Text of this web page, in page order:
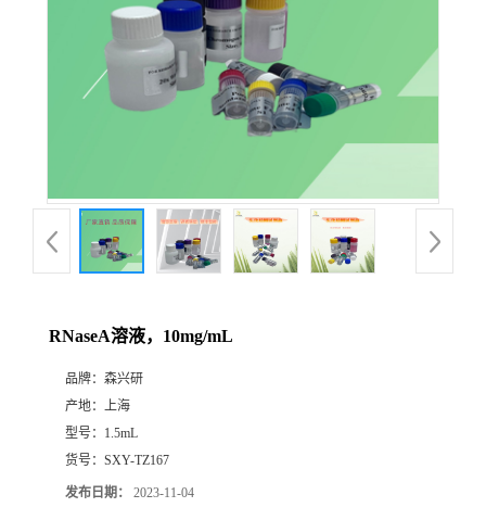
RNaseA溶液，10mg/mL
品牌： 森兴研
产地： 上海
型号： 1.5mL
货号： SXY-TZ167
发布日期： 2023-11-04